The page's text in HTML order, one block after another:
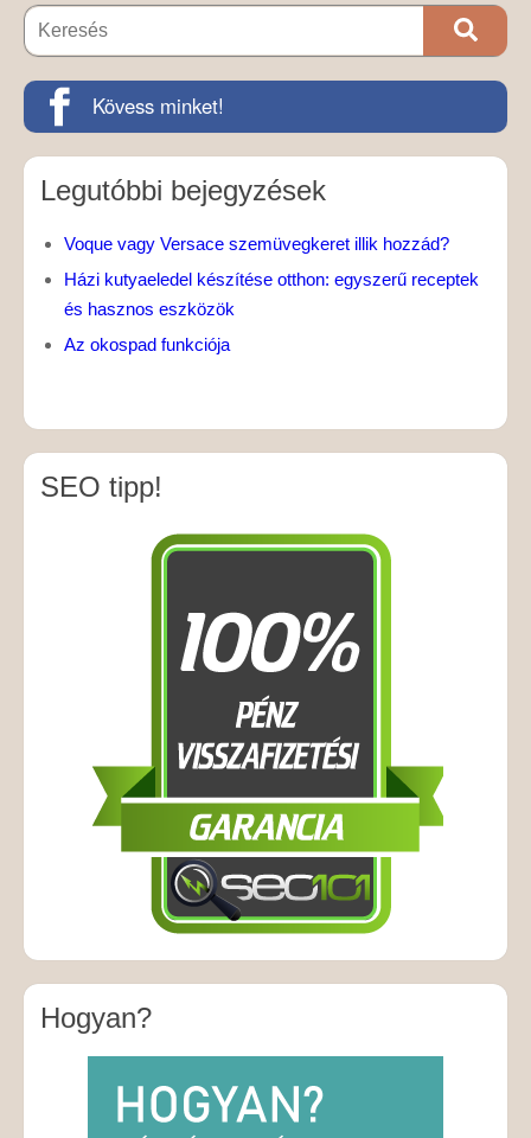
Kövess minket!
Legutóbbi bejegyzések
Voque vagy Versace szemüvegkeret illik hozzád?
Házi kutyaeledel készítése otthon: egyszerű receptek
és hasznos eszközök
Az okospad funkciója
SEO tipp!
Hogyan?